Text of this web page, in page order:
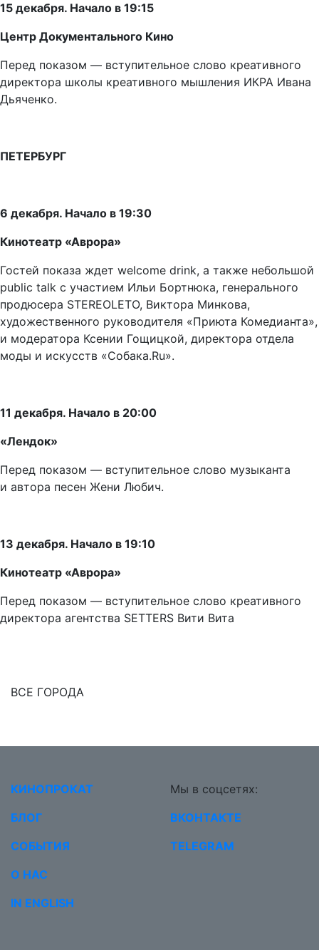
15 декабря. Начало в 19:15
Центр Документального Кино
Перед показом — вступительное слово креативного
директора школы креативного мышления ИКРА Ивана
Дьяченко.
ПЕТЕРБУРГ
6 декабря. Начало в 19:30
Кинотеатр «Аврора»
Гостей показа ждет welcome drink, а также небольшой
public talk с участием Ильи Бортнюка, генерального
продюсера STEREOLETO, Виктора Минкова,
художественного руководителя «Приюта Комедианта»,
и модератора Ксении Гощицкой, директора отдела
моды и искусств «Собака.Ru».
11 декабря. Начало в 20:00
«Лендок»
Перед показом — вступительное слово музыканта
и автора песен Жени Любич.
13 декабря. Начало в 19:10
Кинотеатр «Аврора»
Перед показом — вступительное слово креативного
директора агентства SETTERS Вити Вита
ВСЕ ГОРОДА
КИНОПРОКАТ
БЛОГ
СОБЫТИЯ
О НАС
IN ENGLISH
Мы в соцсетях:
ВКОНТАКТЕ
TELEGRAM